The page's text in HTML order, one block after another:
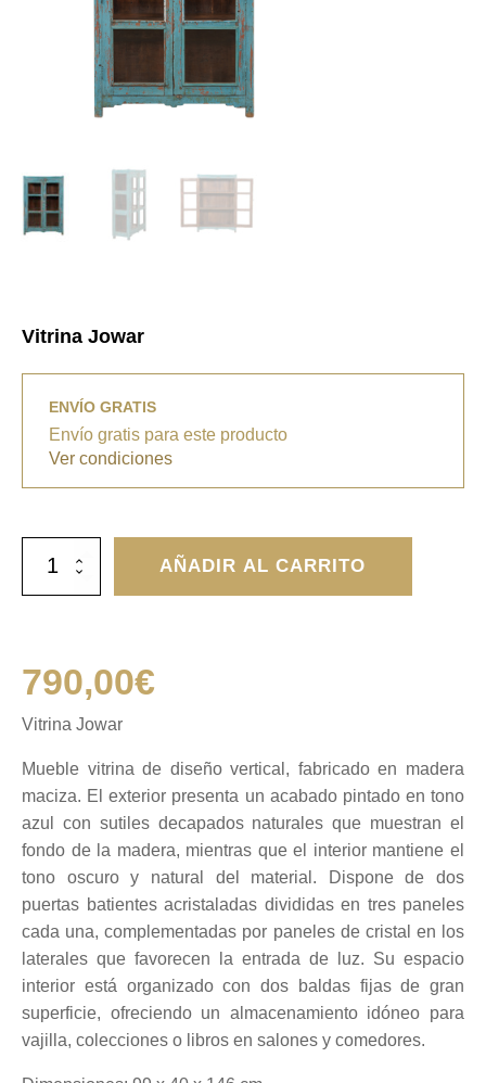
Vitrina Jowar
ENVÍO GRATIS
Envío gratis para este producto
Ver condiciones
Vitrina
Jowar
cantidad
AÑADIR AL CARRITO
790,00€
Vitrina Jowar
Mueble vitrina de diseño vertical, fabricado en madera
maciza. El exterior presenta un acabado pintado en tono
azul con sutiles decapados naturales que muestran el
fondo de la madera, mientras que el interior mantiene el
tono oscuro y natural del material. Dispone de dos
puertas batientes acristaladas divididas en tres paneles
cada una, complementadas por paneles de cristal en los
laterales que favorecen la entrada de luz. Su espacio
interior está organizado con dos baldas fijas de gran
superficie, ofreciendo un almacenamiento idóneo para
vajilla, colecciones o libros en salones y comedores.